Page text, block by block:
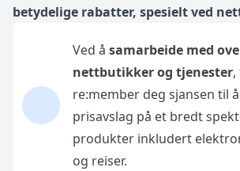
betydelige rabatter, spesielt ved
Ved å samarbeide med
nettbutikker og tjenester
re:member deg sjansen til
prisavslag på et bredt
produkter inkludert
og reiser.